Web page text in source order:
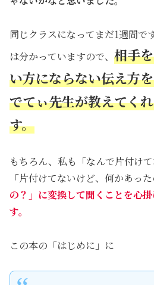
同じクラスになってまだ1週間で
は分かっていますので、 相手
い方にならない伝え方
でてぃ先生が教えてく
す。
もちろん、私も「なんで片付け
「片付けてないけど、何かあっ
の？」に変換して聞くことを心
す。
この本の「はじめに」に